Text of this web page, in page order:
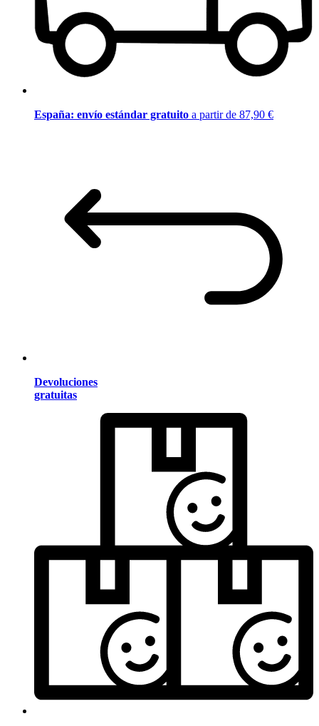
España: envío estándar gratuito a partir de 87,90 €
Devoluciones
gratuitas